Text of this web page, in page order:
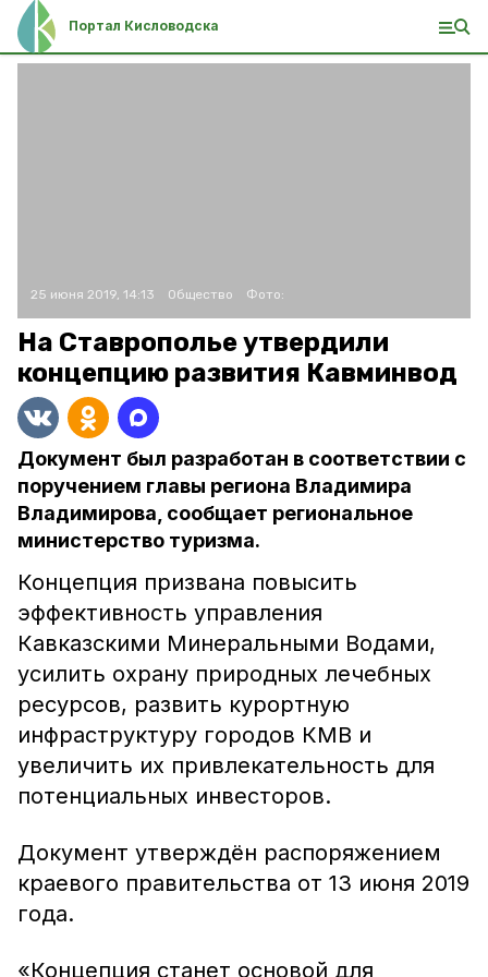
Портал Кисловодска
25 июня 2019, 14:13 Общество Фото:
На Ставрополье утвердили
концепцию развития Кавминвод
Документ был разработан в соответствии с
поручением главы региона Владимира
Владимирова, сообщает региональное
министерство туризма.
Концепция призвана повысить
эффективность управления
Кавказскими Минеральными Водами,
усилить охрану природных лечебных
ресурсов, развить курортную
инфраструктуру городов КМВ и
увеличить их привлекательность для
потенциальных инвесторов.
Документ утверждён распоряжением
краевого правительства от 13 июня 2019
года.
«Концепция станет основой для